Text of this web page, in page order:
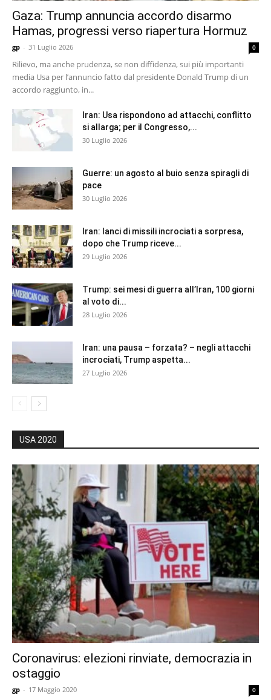
Gaza: Trump annuncia accordo disarmo
Hamas, progressi verso riapertura Hormuz
gp - 31 Luglio 2026 0
Rilievo, ma anche prudenza, se non diffidenza, sui più importanti
media Usa per l’annuncio fatto dal presidente Donald Trump di un
accordo raggiunto, in...
Iran: Usa rispondono ad attacchi, conflitto
si allarga; per il Congresso,...
30 Luglio 2026
Guerre: un agosto al buio senza spiragli di
pace
30 Luglio 2026
Iran: lanci di missili incrociati a sorpresa,
dopo che Trump riceve...
29 Luglio 2026
Trump: sei mesi di guerra all’Iran, 100 giorni
al voto di...
28 Luglio 2026
Iran: una pausa – forzata? – negli attacchi
incrociati, Trump aspetta...
27 Luglio 2026
USA 2020
Coronavirus: elezioni rinviate, democrazia in
ostaggio
gp - 17 Maggio 2020 0